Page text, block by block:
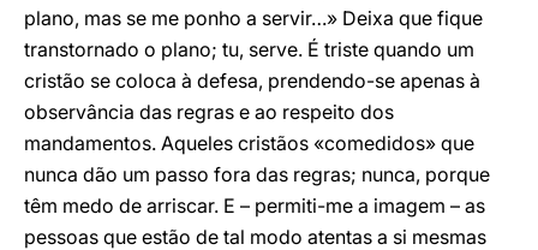
plano, mas se me ponho a servir…» Deixa que fique
transtornado o plano; tu, serve. É triste quando um
cristão se coloca à defesa, prendendo-se apenas à
observância das regras e ao respeito dos
mandamentos. Aqueles cristãos «comedidos» que
nunca dão um passo fora das regras; nunca, porque
têm medo de arriscar. E – permiti-me a imagem – as
pessoas que estão de tal modo atentas a si mesmas